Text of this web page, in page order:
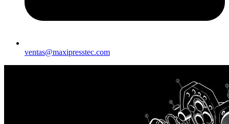
ventas@maxipresstec.com